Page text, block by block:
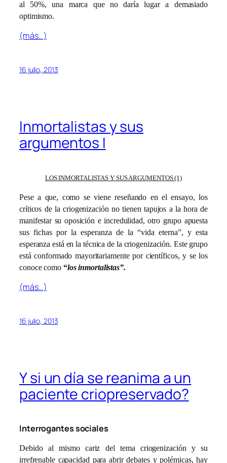
al 50%, una marca que no daría lugar a demasiado
optimismo.
(más…)
16 julio, 2013
Inmortalistas y sus
argumentos I
LOS INMORTALISTAS Y SUS ARGUMENTOS (1)
Pese a que, como se viene reseñando en el ensayo, los
críticos de la criogenización no tienen tapujos a la hora de
manifestar su oposición e incredulidad, otro grupo apuesta
sus fichas por la esperanza de la “vida eterna”, y esta
esperanza está en la técnica de la criogenización. Este grupo
está conformado mayoritariamente por científicos, y se los
conoce como “los inmortalistas”.
(más…)
16 julio, 2013
Y si un día se reanima a un
paciente criopreservado?
Interrogantes sociales
Debido al mismo cariz del tema criogenización y su
irrefrenable capacidad para abrir debates y polémicas, hay